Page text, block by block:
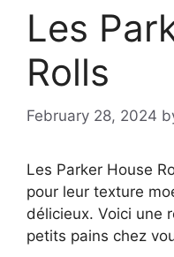
Les
Rolls
February 28, 2024
Les Parker House
pour leur texture
délicieux. Voici une
petits pains chez